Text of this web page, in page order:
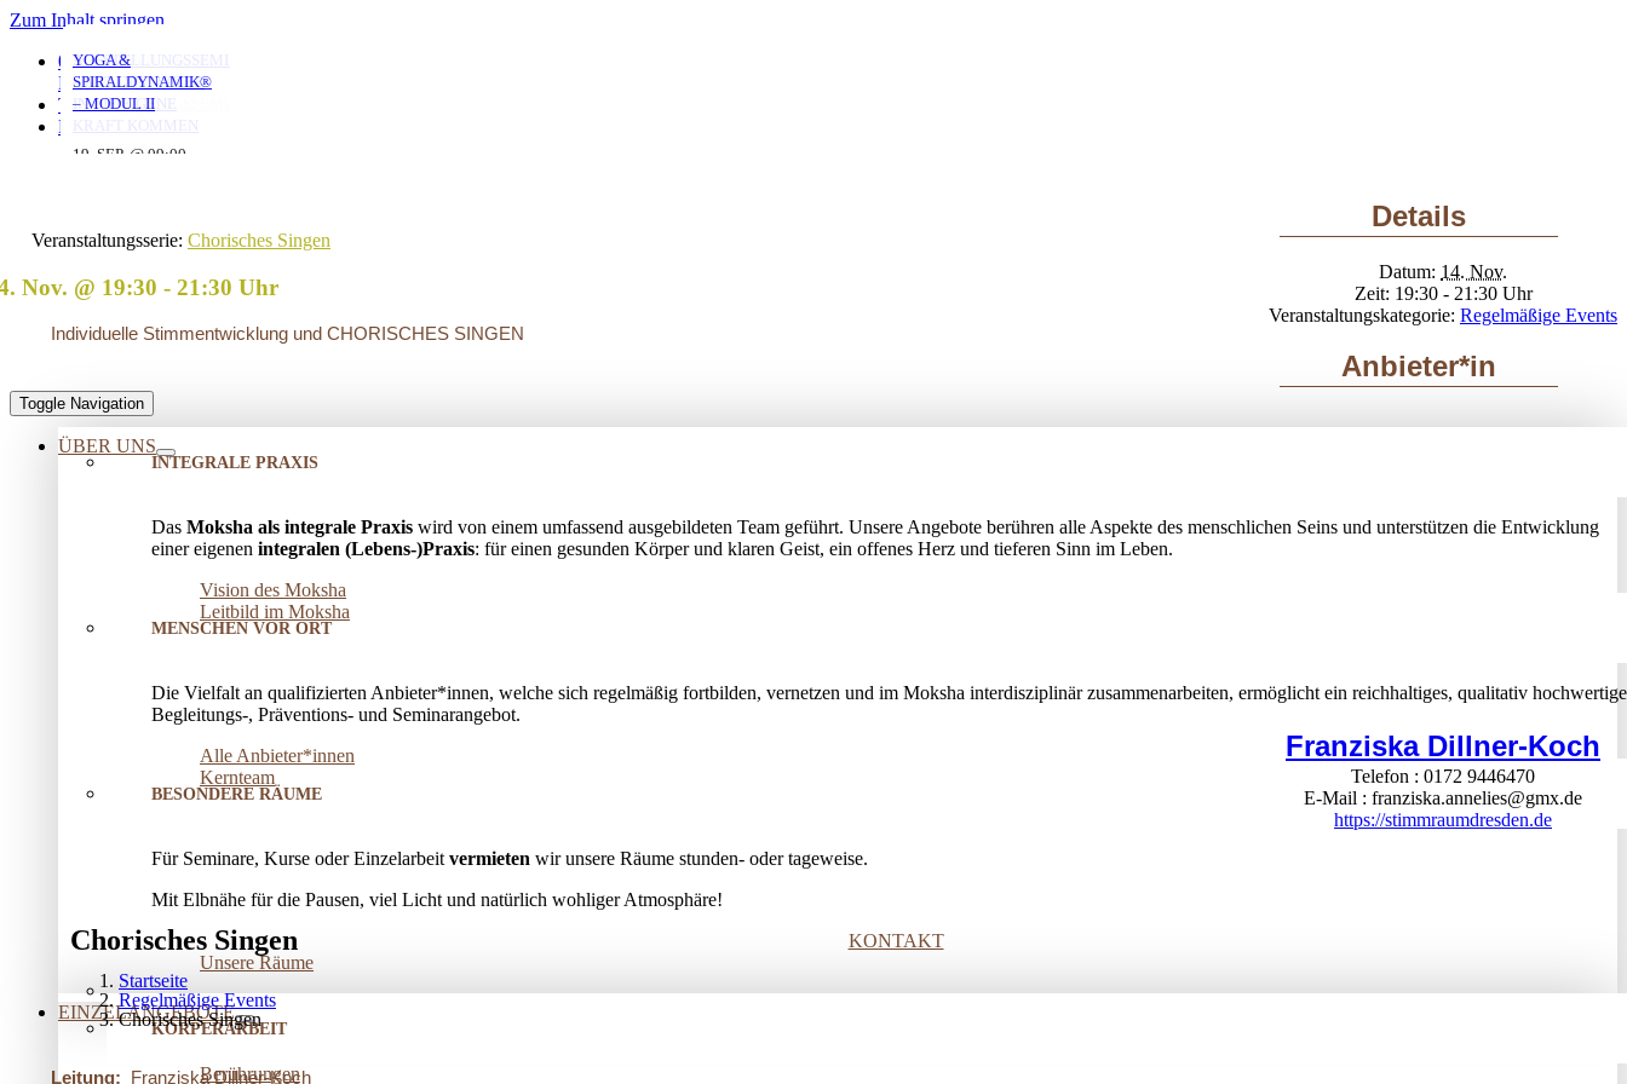
Zum Inhalt springen
0351 653 20 965
KONTAKT
TERMINE
LOGIN
Toggle Navigation
ÜBER UNS
INTEGRALE PRAXIS
Das Moksha als integrale Praxis wird von einem umfassend ausgebildeten Team geführt. Unsere Angebote berühren alle Aspekte des menschlichen Seins und unterstützen die Entwicklung
einer eigenen integralen (Lebens-)Praxis: für einen gesunden Körper und klaren Geist, ein offenes Herz und tieferen Sinn im Leben.
Vision des Moksha
Leitbild im Moksha
MENSCHEN VOR ORT
Die Vielfalt an qualifizierten Anbieter*innen, welche sich regelmäßig fortbilden, vernetzen und im Moksha interdisziplinär zusammenarbeiten, ermöglicht ein reichhaltiges, qualitativ
Begleitungs-, Präventions­- und Seminarangebot.
Alle Anbieter*innen
Kernteam
BESONDERE RÄUME
Für Seminare, Kurse oder Einzelarbeit vermieten wir unsere Räume stunden- oder tageweise.
Mit Elbnähe für die Pausen, viel Licht und natürlich wohliger Atmosphäre!
KONTAKT
Unsere Räume
EINZELANGEBOTE
KÖRPERARBEIT
Berührungen
Chorisches Singen
Startseite
Regelmäßige Events
Chorisches Singen
Veranstaltungsserie: Chorisches Singen
Nov. @ 19:30 - 21:30
Individuelle Stimmentwicklung und CHORISCHES SINGEN
Leitung: Franziska Dillner-Koch
Details
Datum: 14. Nov.
Zeit: 19:30 - 21:30
Veranstaltungskategorie: Regelmäßige Events
Anbieter*in
Franziska Dillner-Koch
Telefon
0172 9446470
E-Mail
franziska.annelies@gmx.de
https://stimmraumdresden.de
YOGA MIT DANIEL
10. AUG. @ 18:00
19:30
YOGA MIT DANIEL
10. AUG. @ 20:00
21:30
YOGA MIT DANIEL
11. AUG. @ 18:00
19:30
VERSTRICKUNGEN
LÖSEN – OFFENES
AUFSTELLUNGSSEMINAR
25. AUG. @ 17:00
AUFSTELLUNGSSEMINAR
– MIT DEM VATER
IN DIE EIGENE
KRAFT KOMMEN
YOGA &
SPIRALDYNAMIK®
– MODUL II
19. SEP. @ 09:00